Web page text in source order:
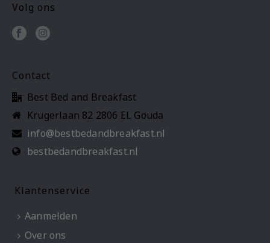
Volg ons
Contact
Best Bed and Breakfast
Krugerlaan 82 2806 EL Gouda
info@bestbedandbreakfast.nl
bestbedandbreakfast.nl
Klantenservice
Aanmelden
Over ons